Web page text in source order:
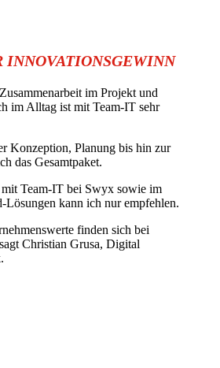
im Projekt und
im Alltag ist mit Team-IT sehr
Konzeption, Planung bis hin zur
das Gesamtpaket.
mit Team-IT bei Swyx sowie im
Lösungen kann ich nur empfehlen.
finden sich bei
Christian Grusa, Digital